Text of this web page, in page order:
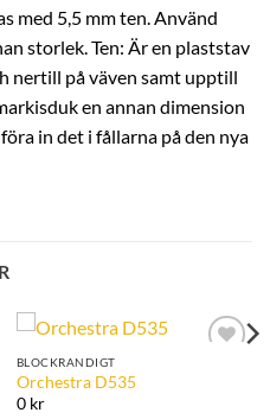
med 5,5 mm ten. Använd
storlek. Ten: Är en plaststav
nertill på väven samt upptill
en annan dimension
in det i fållarna på den nya
BLOCKRANDIGT
Orchestra D535
0 kr